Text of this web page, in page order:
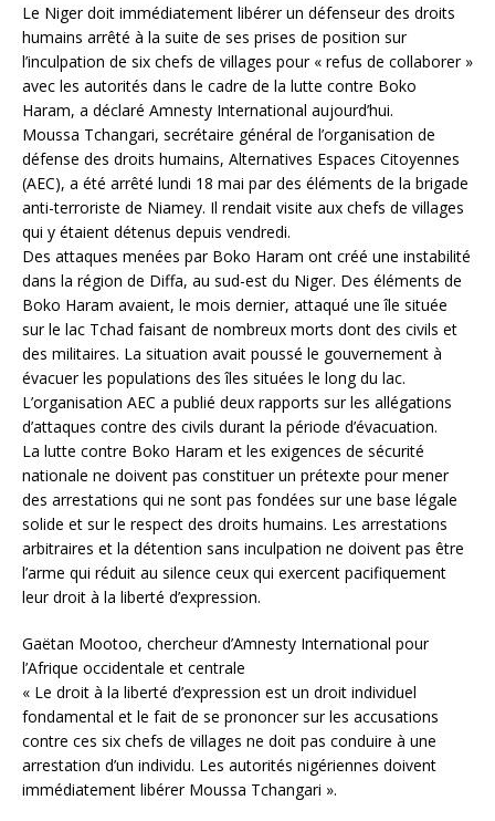
Le Niger doit immédiatement libérer un défenseur des droits
humains arrêté à la suite de ses prises de position sur
l’inculpation de six chefs de villages pour « refus de collaborer »
avec les autorités dans le cadre de la lutte contre Boko
Haram, a déclaré Amnesty International aujourd’hui.
Moussa Tchangari, secrétaire général de l’organisation de
défense des droits humains, Alternatives Espaces Citoyennes
(AEC), a été arrêté lundi 18 mai par des éléments de la brigade
anti-terroriste de Niamey. Il rendait visite aux chefs de villages
qui y étaient détenus depuis vendredi.
Des attaques menées par Boko Haram ont créé une instabilité
dans la région de Diffa, au sud-est du Niger. Des éléments de
Boko Haram avaient, le mois dernier, attaqué une île située
sur le lac Tchad faisant de nombreux morts dont des civils et
des militaires. La situation avait poussé le gouvernement à
évacuer les populations des îles situées le long du lac.
L’organisation AEC a publié deux rapports sur les allégations
d’attaques contre des civils durant la période d’évacuation.
La lutte contre Boko Haram et les exigences de sécurité
nationale ne doivent pas constituer un prétexte pour mener
des arrestations qui ne sont pas fondées sur une base légale
solide et sur le respect des droits humains. Les arrestations
arbitraires et la détention sans inculpation ne doivent pas être
l’arme qui réduit au silence ceux qui exercent pacifiquement
leur droit à la liberté d’expression.
Gaëtan Mootoo, chercheur d’Amnesty International pour
l’Afrique occidentale et centrale
« Le droit à la liberté d’expression est un droit individuel
fondamental et le fait de se prononcer sur les accusations
contre ces six chefs de villages ne doit pas conduire à une
arrestation d’un individu. Les autorités nigériennes doivent
immédiatement libérer Moussa Tchangari ».